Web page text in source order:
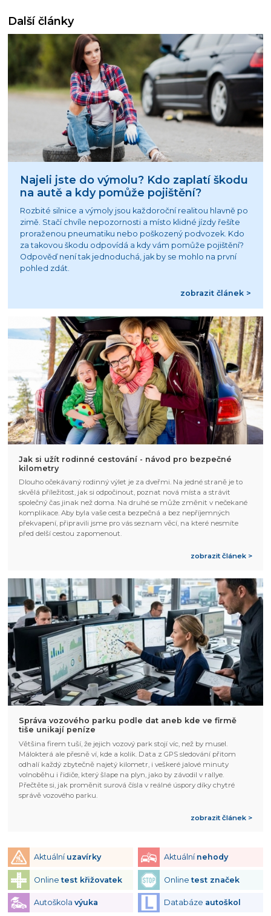
Další články
Najeli jste do výmolu? Kdo zaplatí škodu
na autě a kdy pomůže pojištění?
Rozbité silnice a výmoly jsou každoroční realitou hlavně po
zimě. Stačí chvíle nepozornosti a místo klidné jízdy řešíte
proraženou pneumatiku nebo poškozený podvozek. Kdo
za takovou škodu odpovídá a kdy vám pomůže pojištění?
Odpověď není tak jednoduchá, jak by se mohlo na první
pohled zdát.
zobrazit článek >
Jak si užít rodinné cestování - návod pro bezpečné
kilometry
Dlouho očekávaný rodinný výlet je za dveřmi. Na jedné straně je to
skvělá příležitost, jak si odpočinout, poznat nová místa a strávit
společný čas jinak než doma. Na druhé se může změnit v nečekané
komplikace. Aby byla vaše cesta bezpečná a bez nepříjemných
překvapení, připravili jsme pro vás seznam věcí, na které nesmíte
před delší cestou zapomenout.
zobrazit článek >
Správa vozového parku podle dat aneb kde ve firmě
tiše unikají peníze
Většina firem tuší, že jejich vozový park stojí víc, než by musel.
Málokterá ale přesně ví, kde a kolik. Data z GPS sledování přitom
odhalí každý zbytečně najetý kilometr, i veškeré jalové minuty
volnoběhu i řidiče, který šlape na plyn, jako by závodil v rallye.
Přečtěte si, jak proměnit surová čísla v reálné úspory díky chytré
správě vozového parku.
zobrazit článek >
Aktuální uzavírky Aktuální nehody
Onlinetest křižovatek Onlinetest značek
Autoškola výuka Databáze autoškol